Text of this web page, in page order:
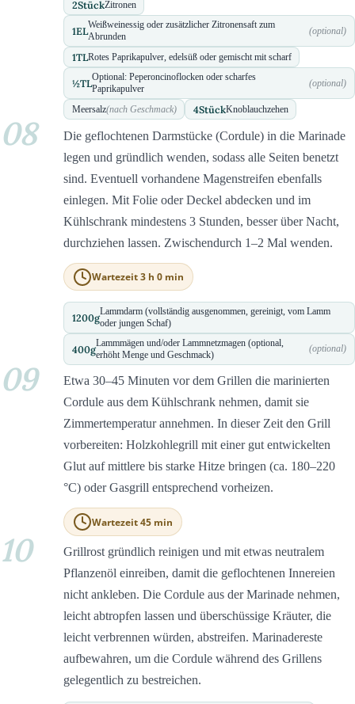
2StückZitronen
1ELWeißweinessig oder zusätzlicher Zitronensaft zum
Abrunden
(optional)
1TLRotes Paprikapulver, edelsüß oder gemischt mit scharf
½TLOptional: Peperoncinoflocken oder scharfes
Paprikapulver
(optional)
Meersalz(nach Geschmack) 4StückKnoblauchzehen
08
Die geflochtenen Darmstücke (Cordule) in die Marinade
legen und gründlich wenden, sodass alle Seiten benetzt
sind. Eventuell vorhandene Magenstreifen ebenfalls
einlegen. Mit Folie oder Deckel abdecken und im
Kühlschrank mindestens 3 Stunden, besser über Nacht,
durchziehen lassen. Zwischendurch 1–2 Mal wenden.
Wartezeit 3 h 0 min
1200gLammdarm (vollständig ausgenommen, gereinigt, vom Lamm
oder jungen Schaf)
400gLammmägen und/oder Lammnetzmagen (optional,
erhöht Menge und Geschmack)
(optional)
09
Etwa 30–45 Minuten vor dem Grillen die marinierten
Cordule aus dem Kühlschrank nehmen, damit sie
Zimmertemperatur annehmen. In dieser Zeit den Grill
vorbereiten: Holzkohlegrill mit einer gut entwickelten
Glut auf mittlere bis starke Hitze bringen (ca. 180–220
°C) oder Gasgrill entsprechend vorheizen.
Wartezeit 45 min
10
Grillrost gründlich reinigen und mit etwas neutralem
Pflanzenöl einreiben, damit die geflochtenen Innereien
nicht ankleben. Die Cordule aus der Marinade nehmen,
leicht abtropfen lassen und überschüssige Kräuter, die
leicht verbrennen würden, abstreifen. Marinadereste
aufbewahren, um die Cordule während des Grillens
gelegentlich zu bestreichen.